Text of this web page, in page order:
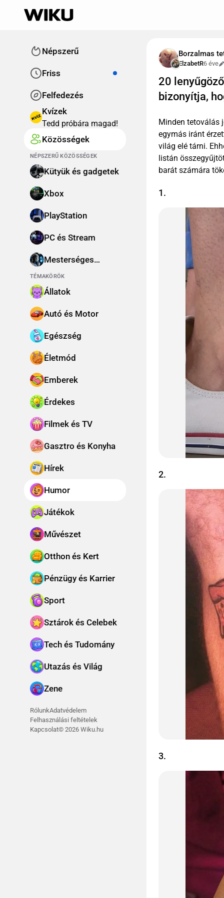
Népszerű
Friss
Felfedezés
Kvízek
Tedd próbára magad!
Közösségek
NÉPSZERŰ KÖZÖSSÉGEK
Kütyük és gadgetek
Xbox
PlayStation
PC és Stream
Mesterséges
intelligencia
TÉMAKÖRÖK
Állatok
Autó és Motor
Egészség
Életmód
Emberek
Érdekes
Filmek és TV
Gasztro és Konyha
Hírek
Humor
Játékok
Művészet
Otthon és Kert
Pénzügy és Karrier
Sport
Sztárok és Celebek
Tech és Tudomány
Utazás és Világ
Zene
RólunkAdatvédelem
Felhasználási feltételek
Kapcsolat© 2026 Wiku.hu
Borzalmas
ElzabetR6 éve
20
bizonyítja,
Minden tetoválás
egymás iránt
világ elé tárni.
listán
barát számára
1.
2.
3.